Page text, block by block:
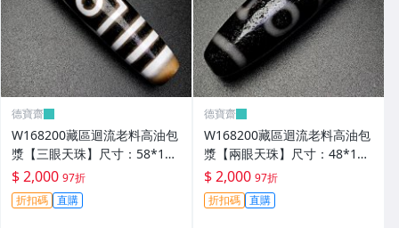
德寶齋
W168200藏區迴流老料高油包
漿【三眼天珠】尺寸：58*13
毫米 重量15.2克馬蹄清紋晰 天
珠 瑪瑙 文玩【德寶齋】499
$ 2,000 97折
折扣碼 直購
德寶齋
W168200藏區迴流老料高油包
漿【兩眼天珠】尺寸：48*12
毫米 重量11克圖騰清晰流暢
天珠 瑪瑙 文玩【德寶齋】498
$ 2,000 97折
折扣碼 直購